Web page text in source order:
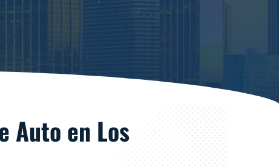
Auto en Los